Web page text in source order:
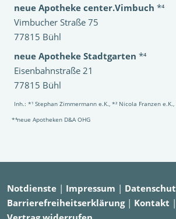
neue Apotheke center.Vimbuch *⁴
Vimbucher Straße 75
77815 Bühl
neue Apotheke Stadtgarten *⁴
Eisenbahnstraße 21
77815 Bühl
Inh.: *¹ Stephan Zimmermann e.K., *² Nicola Franzen
*⁴neue Apotheken D&A OHG
Notdienste | Impressum |
Barrierefreiheitserklärung| Kontakt |